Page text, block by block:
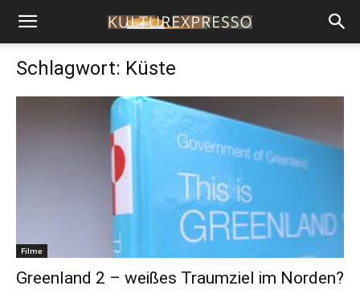
Schlagwort: Küste
Filme
Greenland 2 – weißes Traumziel im Norden?